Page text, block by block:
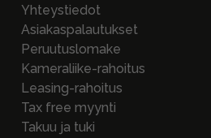
Yhteystiedot
Asiakaspalautukset
Peruutuslomake
Kameraliike-rahoitus
Leasing-rahoitus
Tax free myynti
Takuu ja tuki